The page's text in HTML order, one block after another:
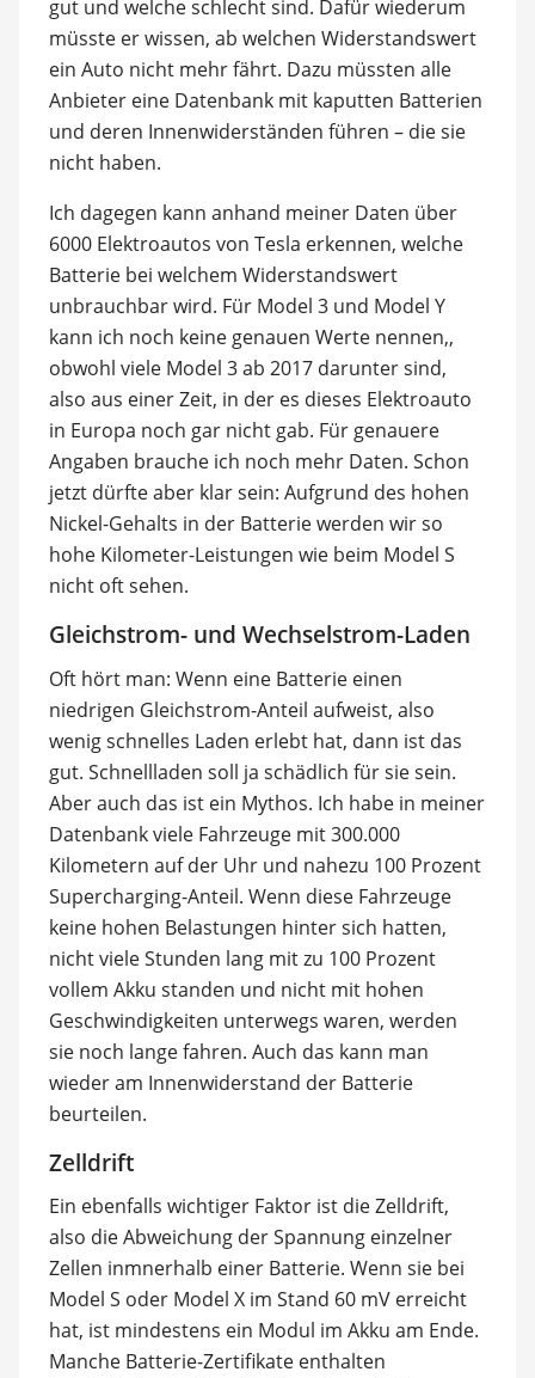
gut und welche schlecht sind. Dafür wiederum
müsste er wissen, ab welchen Widerstandswert
ein Auto nicht mehr fährt. Dazu müssten alle
Anbieter eine Datenbank mit kaputten Batterien
und deren Innenwiderständen führen – die sie
nicht haben.
Ich dagegen kann anhand meiner Daten über
6000 Elektroautos von Tesla erkennen, welche
Batterie bei welchem Widerstandswert
unbrauchbar wird. Für Model 3 und Model Y
kann ich noch keine genauen Werte nennen,,
obwohl viele Model 3 ab 2017 darunter sind,
also aus einer Zeit, in der es dieses Elektroauto
in Europa noch gar nicht gab. Für genauere
Angaben brauche ich noch mehr Daten. Schon
jetzt dürfte aber klar sein: Aufgrund des hohen
Nickel-Gehalts in der Batterie werden wir so
hohe Kilometer-Leistungen wie beim Model S
nicht oft sehen.
Gleichstrom- und Wechselstrom-Laden
Oft hört man: Wenn eine Batterie einen
niedrigen Gleichstrom-Anteil aufweist, also
wenig schnelles Laden erlebt hat, dann ist das
gut. Schnellladen soll ja schädlich für sie sein.
Aber auch das ist ein Mythos. Ich habe in meiner
Datenbank viele Fahrzeuge mit 300.000
Kilometern auf der Uhr und nahezu 100 Prozent
Supercharging-Anteil. Wenn diese Fahrzeuge
keine hohen Belastungen hinter sich hatten,
nicht viele Stunden lang mit zu 100 Prozent
vollem Akku standen und nicht mit hohen
Geschwindigkeiten unterwegs waren, werden
sie noch lange fahren. Auch das kann man
wieder am Innenwiderstand der Batterie
beurteilen.
Zelldrift
Ein ebenfalls wichtiger Faktor ist die Zelldrift,
also die Abweichung der Spannung einzelner
Zellen inmnerhalb einer Batterie. Wenn sie bei
Model S oder Model X im Stand 60 mV erreicht
hat, ist mindestens ein Modul im Akku am Ende.
Manche Batterie-Zertifikate enthalten